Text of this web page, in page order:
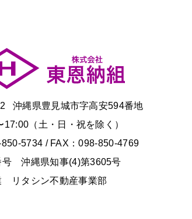
沖縄県豊見城市字高安594番地
17:00（土・日・祝を除く）
5734 / FAX：098-850-4769
号 沖縄県知事(4)第3605号
リタシン不動産事業部